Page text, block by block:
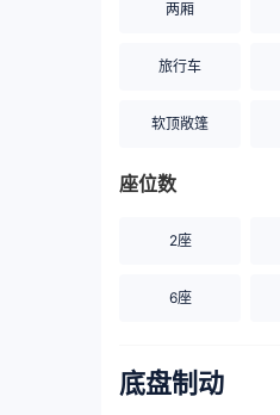
两厢
旅行车
软顶敞篷
座位数
2座
6座
底盘制动